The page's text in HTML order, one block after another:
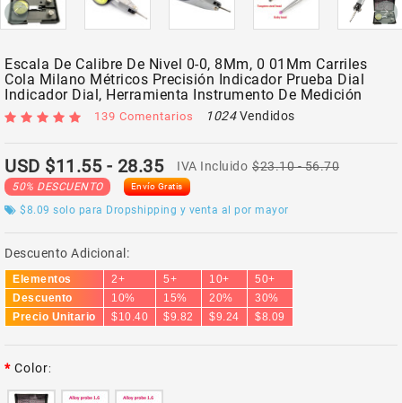
Escala De Calibre De Nivel 0-0, 8Mm, 0 01Mm Carriles
Cola Milano Métricos Precisión Indicador Prueba Dial
Indicador Dial, Herramienta Instrumento De Medición
139 Comentarios 1024Vendidos
USD $11.55- 28.35 IVA Incluido $23.10- 56.70
50% DESCUENTO Envío Gratis
$8.09 solo para Dropshipping y venta al por mayor
Descuento Adicional:
Elementos 2+ 5+ 10+
50+
Descuento
10% 15% 20%
30%
Precio Unitario
$10.40 $9.82 $9.24 $8.09
Color